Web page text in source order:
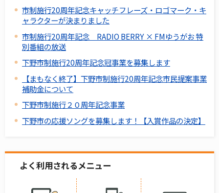
市制施行20周年記念キャッチフレーズ・ロゴマーク・キ
ャラクターが決まりました
市制施行20周年記念 RADIO BERRY × FMゆうがお 特
別番組の放送
下野市制施行20周年記念冠事業を募集します
【まもなく終了】下野市制施行20周年記念市民提案事業
補助金について
下野市制施行２０周年記念事業
下野市の応援ソングを募集します！【入賞作品の決定】
よく利用されるメニュー